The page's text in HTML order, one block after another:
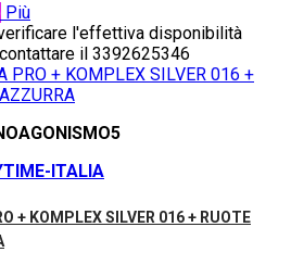
Più
l'effettiva disponibilità
il 3392625346
ITALIA
+ KOMPLEX SILVER 016 + RUOTE